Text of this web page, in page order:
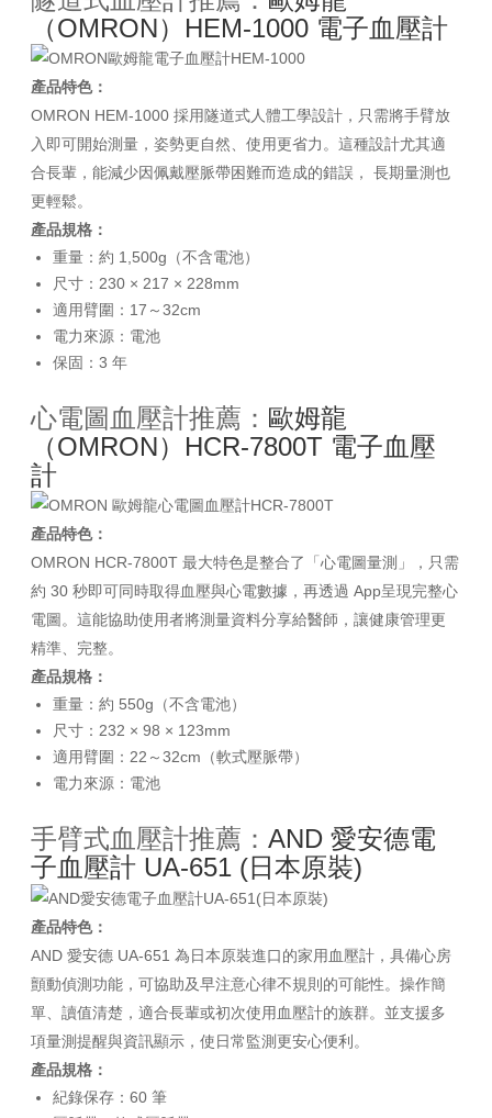
（OMRON）HEM-1000 電子血壓計
產品特色：
OMRON HEM-1000 採用隧道式人體工學設計，只需將手臂放
入即可開始測量，姿勢更自然、使用更省力。這種設計尤其適
合長輩，能減少因佩戴壓脈帶困難而造成的錯誤， 長期量測也
更輕鬆。
產品規格：
重量：約 1,500g（不含電池）
尺寸：230 × 217 × 228mm
適用臂圍：17～32cm
電力來源：電池
保固：3 年
心電圖血壓計推薦： 歐姆龍
（OMRON）HCR-7800T 電子血壓
計
產品特色：
OMRON HCR-7800T 最大特色是整合了「心電圖量測」，只需
約 30 秒即可同時取得血壓與心電數據，再透過 App呈現完整心
電圖。這能協助使用者將測量資料分享給醫師，讓健康管理更
精準、完整。
產品規格：
重量：約 550g（不含電池）
尺寸：232 × 98 × 123mm
適用臂圍：22～32cm（軟式壓脈帶）
電力來源：電池
手臂式血壓計推薦：AND 愛安德電
子血壓計 UA-651 (日本原裝)
產品特色：
AND 愛安德 UA-651 為日本原裝進口的家用血壓計，具備心房
顫動偵測功能，可協助及早注意心律不規則的可能性。操作簡
單、讀值清楚，適合長輩或初次使用血壓計的族群。並支援多
項量測提醒與資訊顯示，使日常監測更安心便利。
產品規格：
紀錄保存：60 筆